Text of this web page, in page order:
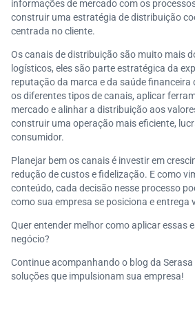
informações de mercado com os
construir uma estratégia de distribuição
centrada no cliente.
Os canais de distribuição são muito mais
logísticos, eles são parte estratégica da
reputação da marca e da saúde financeira
os diferentes tipos de canais, aplicar
mercado e alinhar a distribuição aos
construir uma operação mais eficiente,
consumidor.
Planejar bem os canais é investir em
redução de custos e fidelização. E como
conteúdo, cada decisão nesse processo
como sua empresa se posiciona e entrega
Quer entender melhor como aplicar essas
negócio?
Continue acompanhando o blog da Serasa
soluções que impulsionam sua empresa!